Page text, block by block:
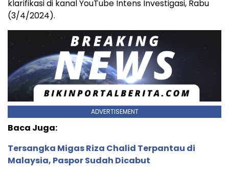
klarifikasi di kanal YouTube Intens Investigasi, Rabu
(3/4/2024).
ADVERTISEMENT
Baca Juga:
Tersangka Migas Riza Chalid Terpantau di
Malaysia, Paspor Sudah Dicabut